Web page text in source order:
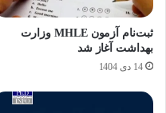
ثبت‌نام آزمون MHLE وزارت
بهداشت آغاز شد
14 دی 1404